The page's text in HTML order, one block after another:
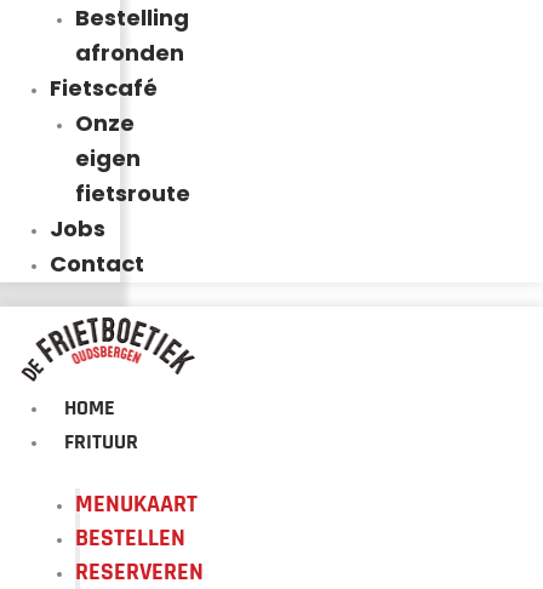
Bestelling
afronden
Fietscafé
Onze
eigen
fietsroute
Jobs
Contact
HOME
FRITUUR
MENUKAART
BESTELLEN
RESERVEREN